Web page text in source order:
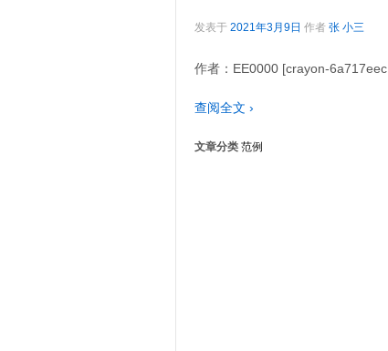
发表于 2021年3月9日 作者 张 小三
作者：EE0000 [crayon-
查阅全文 ›
文章分类 范例